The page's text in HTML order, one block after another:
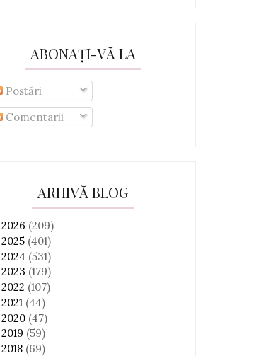
ABONAȚI-VĂ LA
Postări
Comentarii
ARHIVĂ BLOG
2026 (209)
2025 (401)
2024 (531)
2023 (179)
2022 (107)
2021 (44)
2020 (47)
2019 (59)
2018 (69)